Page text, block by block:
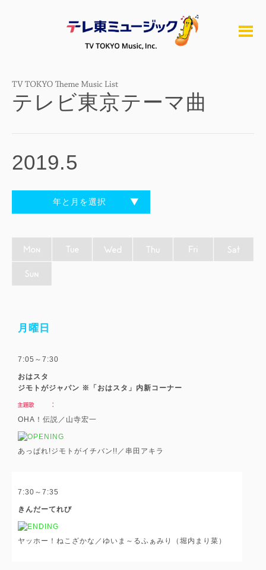
テレビ東京テーマ曲
2019.5
年と月を選択
月曜日
7:05～7:30
おはスタ
ジモトがジャパン ※「おはスタ」内新コーナー
OHA！伝説／山寺宏一
あっぱれ!ジモトがイチバン!!／串田アキラ
7:30～7:35
きんだーてれび
ヤッホー！ねこざかな／ゆいま～るふぁみり（堀内まり菜）